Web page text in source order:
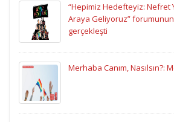
“Hepimiz Hedefteyiz: Nefret
Araya Geliyoruz”
gerçekleşti
Merhaba Canım, Nasılsın?: